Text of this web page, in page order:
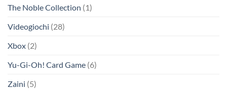
The Noble Collection (1)
Videogiochi (28)
Xbox (2)
Yu-Gi-Oh! Card Game (6)
Zaini (5)